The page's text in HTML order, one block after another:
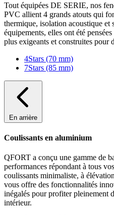
Tout équipées DE SERIE, nos
PVC allient 4 grands atouts qui
thermique, isolation acoustique et
équipements, elles ont été
plus exigeants et construites pour
4Stars (70 mm)
7Stars (85 mm)
En arrière
Coulissants en aluminium
QFORT a conçu une gamme de
performances répondant à tous
coulissants minimaliste, à
vous offre des fonctionnalités
inégalés pour profiter pleinement
intérieur.